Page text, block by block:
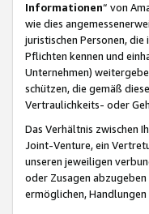
Informationen“ von
wie dies
juristischen Personen,
Pflichten kennen und
Unternehmen)
schützen, die gemäß
Vertraulichkeits- oder
Das Verhältnis zwischen
Joint-Venture, ein
unseren jeweiligen
oder Zusagen
ermöglichen,